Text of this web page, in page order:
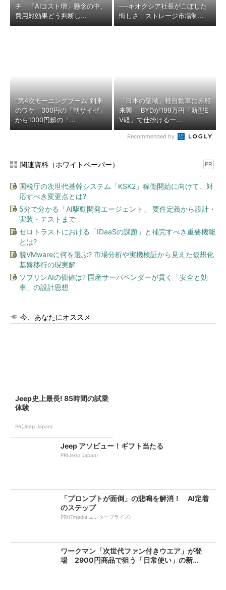
チ 「AIコスト増」懸念の中、
費用対効果どう判断し...
──キオクシア社長がこぼした
悔しさ ストレージ市場制...
“第4次モーニングブーム”到来
のワケ 300円の「朝サイゼ」
から1000円超の「...
「日本の聖域」軽自動車に赤船
来襲 BYDが199万円「新型E
V軽」で仕掛ける一...
Recommended by
関連資料（ホワイトペーパー） PR
国税庁の次世代基幹システム「KSK2」稼働開始に向けて、対
応すべき変更点とは?
5分で分かる「AI駆動開発エージェント」 要件定義から設計・
実装・テストまで
ゼロトラストにおける「IDaaSの課題」と補完すべき重要機能
とは?
脱VMwareに何を選ぶ? 市場分析や実機検証から見えた仮想化
基盤移行の現実解
ソブリンAIの価値は? 国産サーバベンダーが貫く「安全と効
率」の設計思想
今、あなたにオススメ
Jeep史上最長! 85時間の試乗
体験
PR(Jeep Japan)
Jeep アソビュー！ギフト当たる
PR(Jeep Japan)
「プロンプトが面倒」の悲鳴を解消！ AI定着
のステップ
PR(ITmedia エンタープライズ)
ワークマン「次世代ファン付きウエア」が登
場 2900円商品で狙う「日常使い」の新...